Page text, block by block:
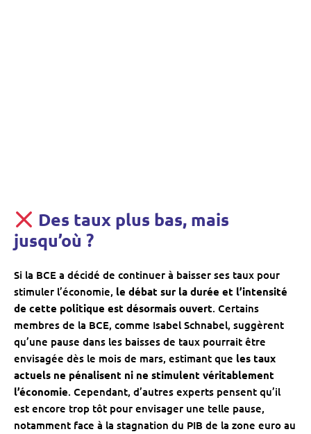
Des taux plus bas, mais
jusqu’où ?
Si la BCE a décidé de continuer à baisser ses taux pour
stimuler l’économie, le débat sur la durée et l’intensité
de cette politique est désormais ouvert. Certains
membres de la BCE, comme Isabel Schnabel, suggèrent
qu’une pause dans les baisses de taux pourrait être
envisagée dès le mois de mars, estimant que les taux
actuels ne pénalisent ni ne stimulent véritablement
l’économie. Cependant, d’autres experts pensent qu’il
est encore trop tôt pour envisager une telle pause,
notamment face à la stagnation du PIB de la zone euro au